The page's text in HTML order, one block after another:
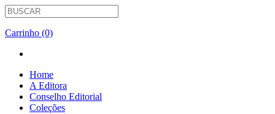
Carrinho (0)
Home
A Editora
Conselho Editorial
Coleções